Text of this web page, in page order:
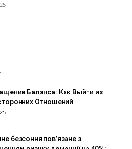
Баланса: Как Выйти из
Отношений
безсоння пов’язане з